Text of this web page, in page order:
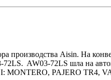
производства Aisin. На
AW03-72LS шла на
PAJERO TR4,